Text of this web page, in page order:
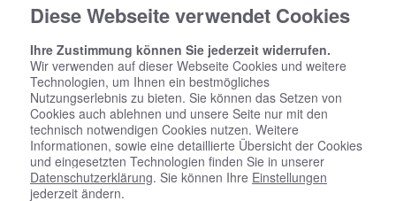
Kontaktformular
Vorname
Nachname
Diese Webseite verwendet Cookies
Ihre Zustimmung können Sie jederzeit widerrufen.
Wir verwenden auf dieser Webseite Cookies und weitere
Technologien, um Ihnen ein bestmögliches
Nutzungserlebnis zu bieten. Sie können das Setzen von
Cookies auch ablehnen und unsere Seite nur mit den
technisch notwendigen Cookies nutzen. Weitere
Informationen, sowie eine detaillierte Übersicht der Cookies
und eingesetzten Technologien finden Sie in unserer
Datenschutzerklärung. Sie können Ihre Einstellungen
jederzeit ändern.